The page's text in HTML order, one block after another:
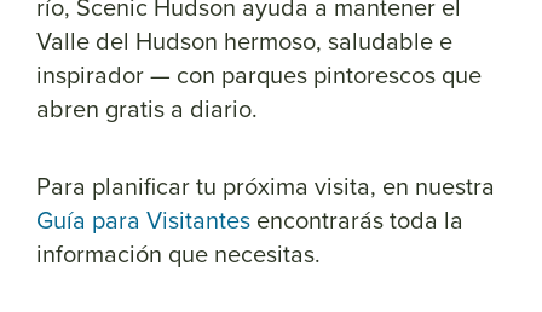
río, Scenic Hudson ayuda a mantener el
Valle del Hudson hermoso, saludable e
inspirador — con parques pintorescos que
abren gratis a diario.
Para planificar tu próxima visita, en nuestra
Guía para Visitantes encontrarás toda la
información que necesitas.